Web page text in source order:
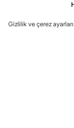
Gizlilik ve çerez ayarları